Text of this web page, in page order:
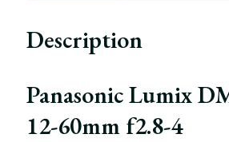
Description
Panasonic Lumix
12-60mm f2.8-4